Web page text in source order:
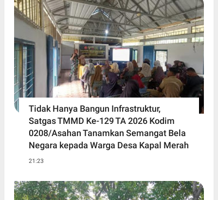
Tidak Hanya Bangun Infrastruktur,
Satgas TMMD Ke-129 TA 2026 Kodim
0208/Asahan Tanamkan Semangat Bela
Negara kepada Warga Desa Kapal Merah
21:23